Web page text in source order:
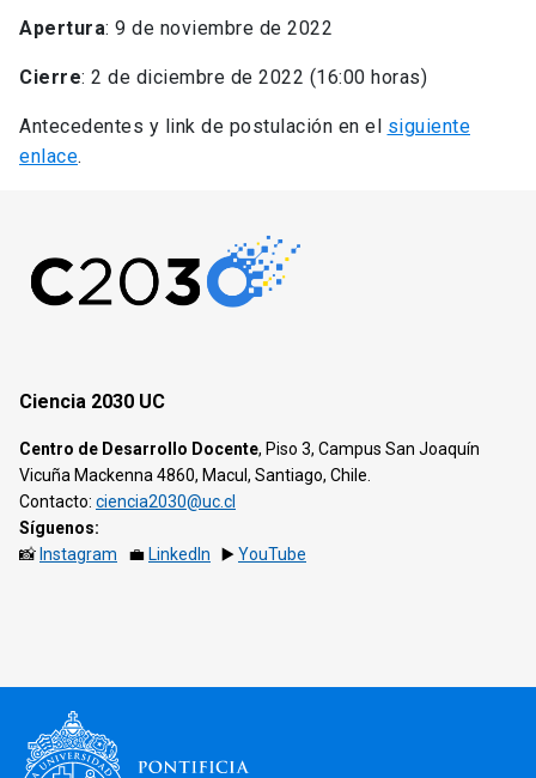
Apertura: 9 de noviembre de 2022
Cierre: 2 de diciembre de 2022 (16:00 horas)
Antecedentes y link de postulación en el siguiente
enlace.
Ciencia 2030 UC
Centro de Desarrollo Docente, Piso 3, Campus San Joaquín
Vicuña Mackenna 4860, Macul, Santiago, Chile.
Contacto: ciencia2030@uc.cl
Síguenos:
📸 Instagram 💼 LinkedIn ▶️YouTube